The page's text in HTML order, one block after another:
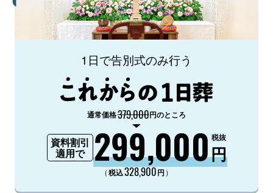
1日で告別式のみ行う
通常価格379,000円のところ
資料割引
適用で
299,000円
税抜
（税込328,900円 ）